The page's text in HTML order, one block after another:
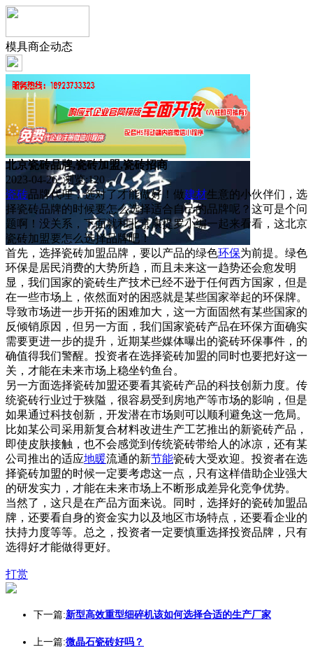
模具商企动态
北京瓷砖品牌,瓷砖加盟,瓷砖招商
2023-04-26 浏览:120
瓷砖品牌代理，选对了才能做好！做建材生意的小伙伴们，选
择瓷砖品牌的时候要怎么选择适合自己的品牌呢？这可是个问
题啊！没关系，下面就和北京康提罗小编一起来看看，这北京
瓷砖加盟要怎么选择品牌吧！
首先，选择瓷砖加盟品牌，要以产品的绿色环保为前提。绿色
环保是居民消费的大势所趋，而且未来这一趋势还会愈发明
显，我们国家的瓷砖生产技术已经不逊于任何西方国家，但是
在一些市场上，依然面对的困惑就是某些国家举起的环保牌。
导致市场进一步开拓的困难加大，这一方面固然有某些国家的
反倾销原因，但另一方面，我们国家瓷砖产品在环保方面确实
需要更进一步的提升，近期某些媒体曝出的瓷砖环保事件，的
确值得我们警醒。投资者在选择瓷砖加盟的同时也要把好这一
关，才能在未来市场上稳坐钓鱼台。
另一方面选择瓷砖加盟还要看其瓷砖产品的科技创新力度。传
统瓷砖行业过于狭隘，很容易受到房地产等市场的影响，但是
如果通过科技创新，开发潜在市场则可以顺利避免这一危局。
比如某公司采用新复合材料改进生产工艺推出的新瓷砖产品，
即使皮肤接触，也不会感觉到传统瓷砖带给人的冰凉，还有某
公司推出的适应地暖流通的新节能瓷砖大受欢迎。投资者在选
择瓷砖加盟的时候一定要考虑这一点，只有这样借助企业强大
的研发实力，才能在未来市场上不断形成差异化竞争优势。
当然了，这只是在产品方面来说。同时，选择好的瓷砖加盟品
牌，还要看自身的资金实力以及地区市场特点，还要看企业的
扶持力度等等。总之，投资者一定要慎重选择投资品牌，只有
选得好才能做得更好。
打赏
下一篇:新型高效重型细碎机该如何选择合适的生产厂家
上一篇:微晶石瓷砖好吗？